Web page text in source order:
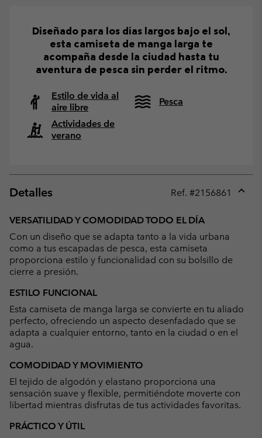
Diseñado para los días largos bajo el sol,
esta camiseta de manga larga te
acompaña desde la ciudad hasta tu
aventura de pesca sin perder el ritmo.
Estilo de vida al
aire libre
Pesca
Actividades de
verano
Detalles Ref. #2156861
VERSATILIDAD Y COMODIDAD TODO EL DÍA
Con un diseño que se adapta tanto a la vida urbana
como a tus escapadas de pesca, esta camiseta
proporciona estilo y funcionalidad con su bolsillo de
cierre a presión.
ESTILO FUNCIONAL
Esta camiseta de manga larga se convierte en tu aliado
perfecto, ofreciendo un aspecto desenfadado que se
adapta a cualquier entorno, tanto en la ciudad o en el
agua.
COMODIDAD Y MOVIMIENTO
El tejido de algodón y elastano proporciona una
sensación suave y flexible, permitiéndote moverte con
libertad mientras disfrutas de tus actividades favoritas.
PRÁCTICO Y ÚTIL